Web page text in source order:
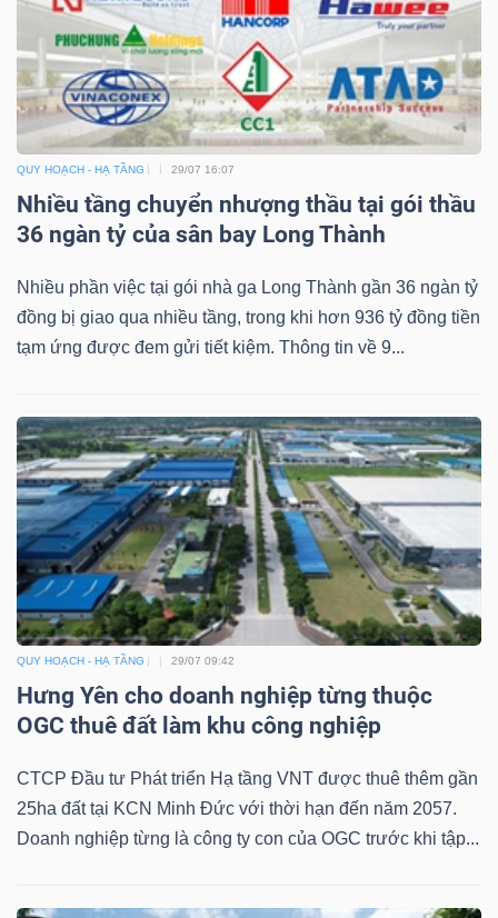
QUY HOẠCH - HẠ TẦNG 29/07 16:07
Nhiều tầng chuyển nhượng thầu tại gói thầu
36 ngàn tỷ của sân bay Long Thành
Nhiều phần việc tại gói nhà ga Long Thành gần 36 ngàn tỷ
đồng bị giao qua nhiều tầng, trong khi hơn 936 tỷ đồng tiền
tạm ứng được đem gửi tiết kiệm. Thông tin về 9...
QUY HOẠCH - HẠ TẦNG 29/07 09:42
Hưng Yên cho doanh nghiệp từng thuộc
OGC thuê đất làm khu công nghiệp
CTCP Đầu tư Phát triển Hạ tầng VNT được thuê thêm gần
25ha đất tại KCN Minh Đức với thời hạn đến năm 2057.
Doanh nghiệp từng là công ty con của OGC trước khi tập...